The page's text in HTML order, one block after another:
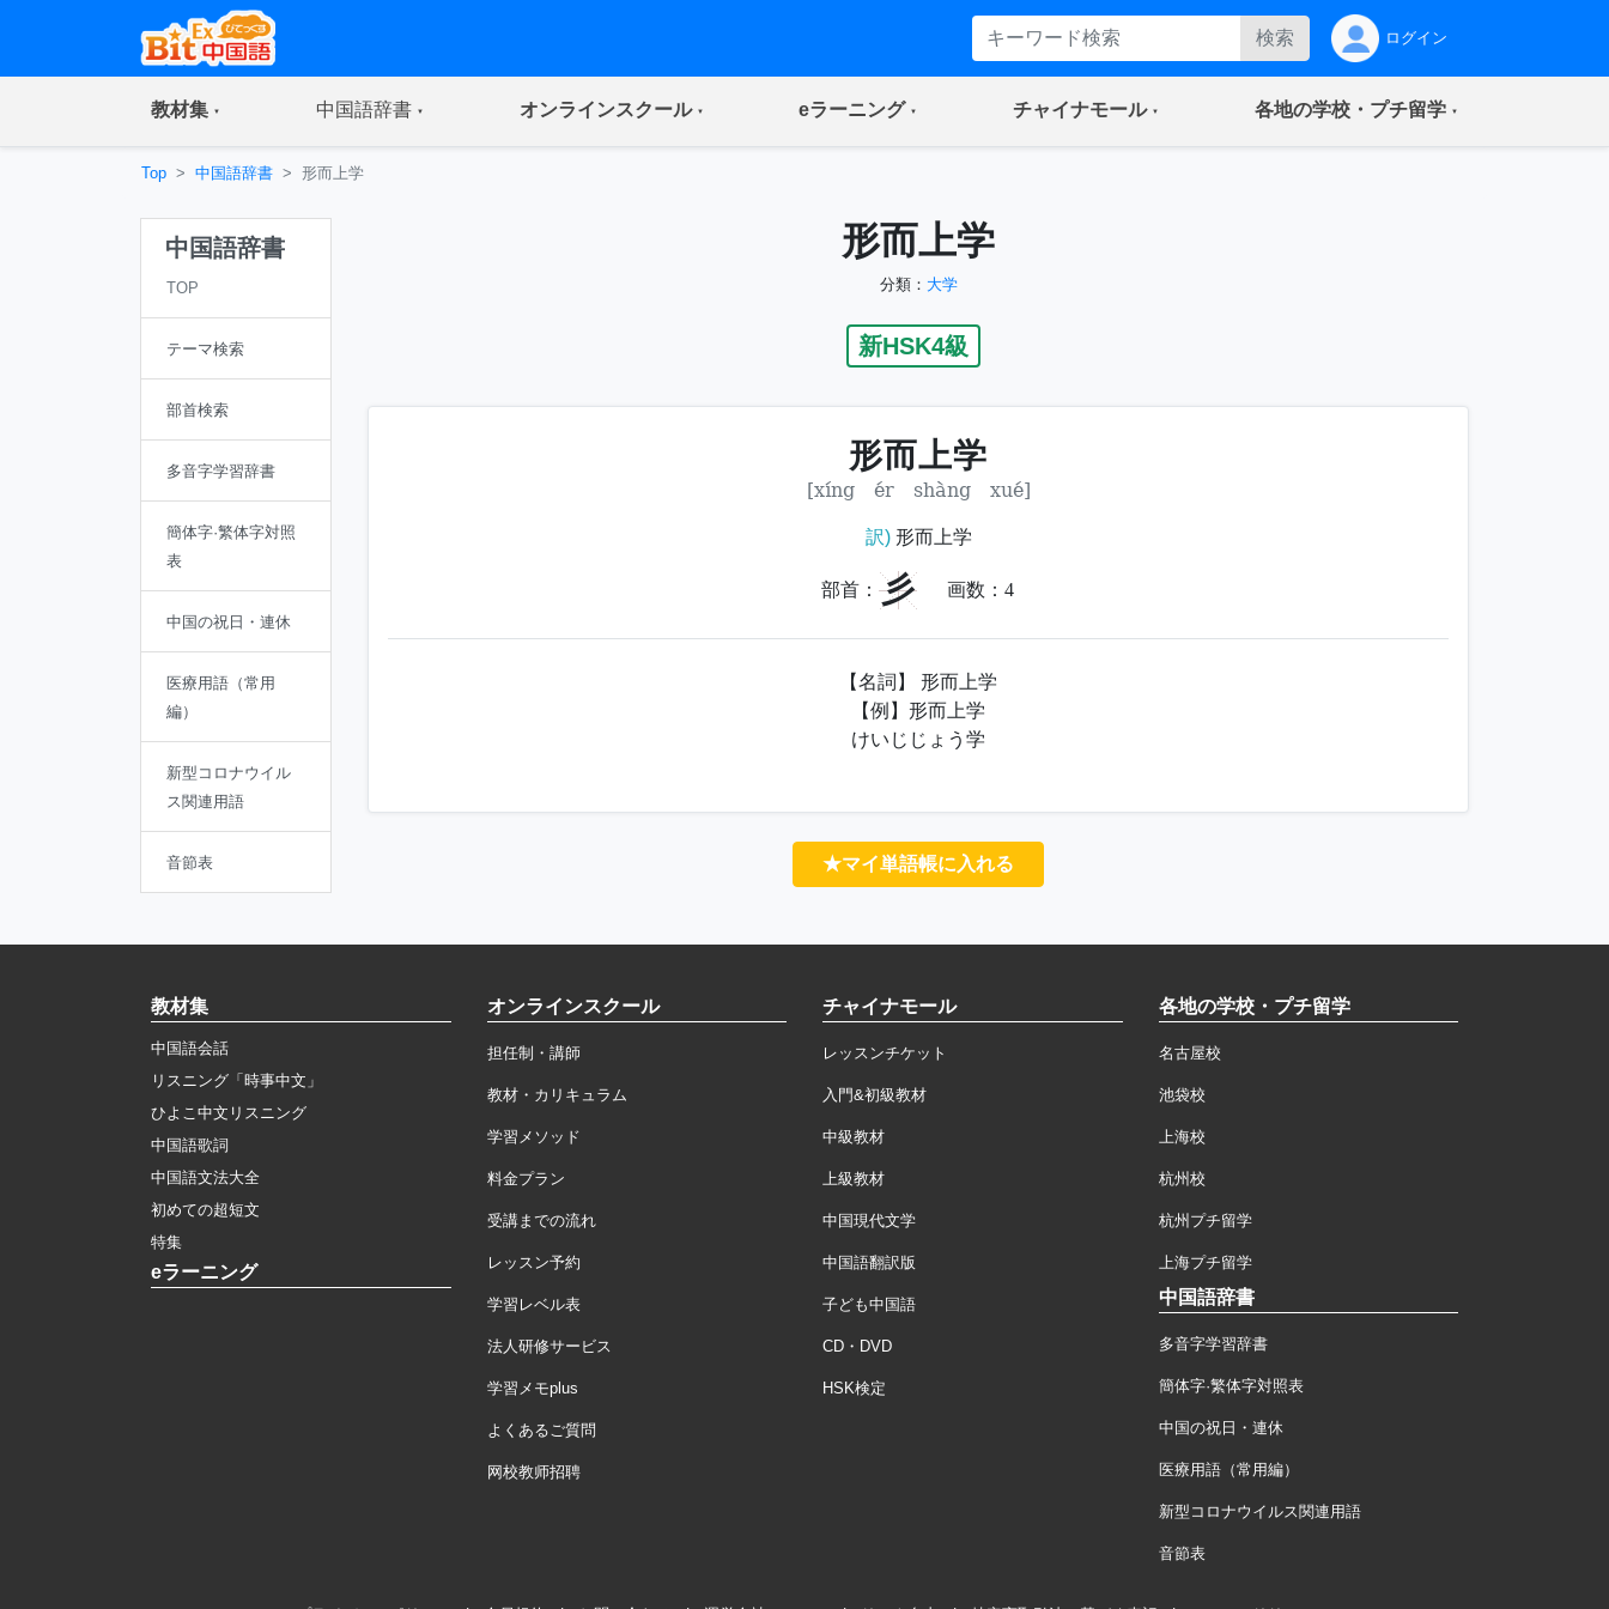
検索 ログイン
教材集(current) 中国語辞書(current) オンラインスクール(current) eラーニング(current) チャイナモール(current) 各地の学校・プチ留学(current)
Top 中国語辞書 形而上学
中国語辞書
TOP
テーマ検索
部首検索
多音字学習辞書
簡体字·繁体字対照
表
中国の祝日・連休
医療用語（常用
編）
新型コロナウイル
ス関連用語
音節表
形而上学
分類： 大学
新HSK4級
形而上学
[xíng ér shàng xué]
訳)形而上学
部首： 彡 画数： 4
【名詞】 形而上学
【例】形而上学
けいじじょう学
★マイ単語帳に入れる
教材集
中国語会話
リスニング「時事中文」
ひよこ中文リスニング
中国語歌詞
中国語文法大全
初めての超短文
特集
eラーニング
オンラインスクール
担任制・講師
教材・カリキュラム
学習メソッド
料金プラン
受講までの流れ
レッスン予約
学習レベル表
法人研修サービス
学習メモplus
よくあるご質問
网校教师招聘
チャイナモール
レッスンチケット
入門&初級教材
中級教材
上級教材
中国現代文学
中国語翻訳版
子ども中国語
CD・DVD
HSK検定
各地の学校・プチ留学
名古屋校
池袋校
上海校
杭州校
杭州プチ留学
上海プチ留学
中国語辞書
多音字学習辞書
簡体字·繁体字対照表
中国の祝日・連休
医療用語（常用編）
新型コロナウイルス関連用語
音節表